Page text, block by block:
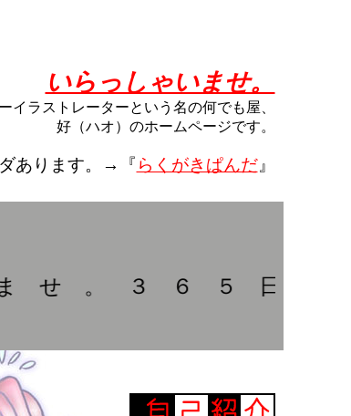
いらっしゃいませ。
イラストレーターという名の何でも屋、
好（ハオ）のホームページです。
あります。→『 らくがきぱんだ』
。 ３ ６ ５ 日 全